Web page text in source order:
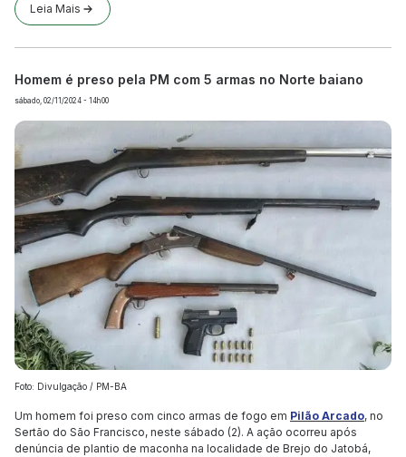
Leia Mais
Homem é preso pela PM com 5 armas no Norte baiano
sábado, 02/11/2024 - 14h00
Foto: Divulgação / PM-BA
Um homem foi preso com cinco armas de fogo em Pilão Arcado, no
Sertão do São Francisco, neste sábado (2). A ação ocorreu após
denúncia de plantio de maconha na localidade de Brejo do Jatobá,